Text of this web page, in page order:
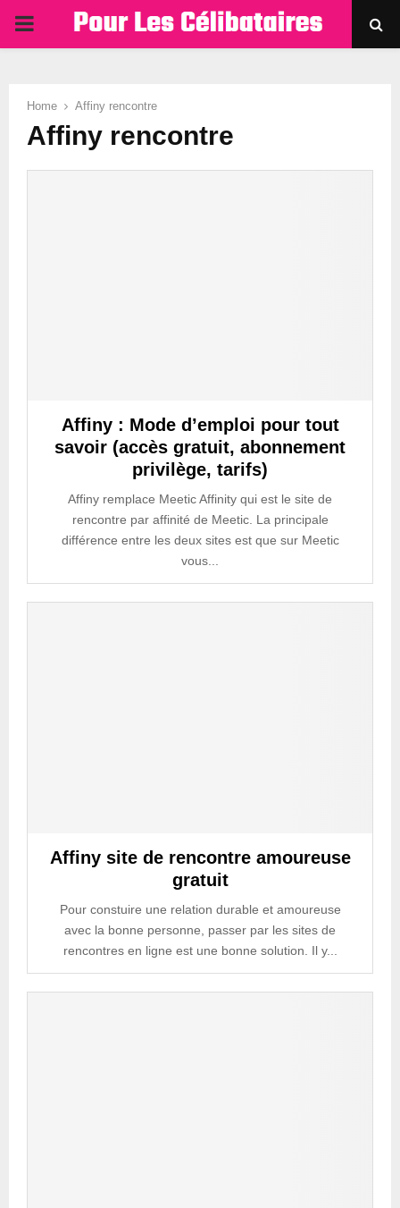
PRIMARY
Home Affiny rencontre
Affiny rencontre
Affiny : Mode d’emploi pour tout
savoir (accès gratuit, abonnement
privilège, tarifs)
Affiny remplace Meetic Affinity qui est le site de
rencontre par affinité de Meetic. La principale
différence entre les deux sites est que sur Meetic
vous...
Affiny site de rencontre amoureuse
gratuit
Pour constuire une relation durable et amoureuse
avec la bonne personne, passer par les sites de
rencontres en ligne est une bonne solution. Il y...